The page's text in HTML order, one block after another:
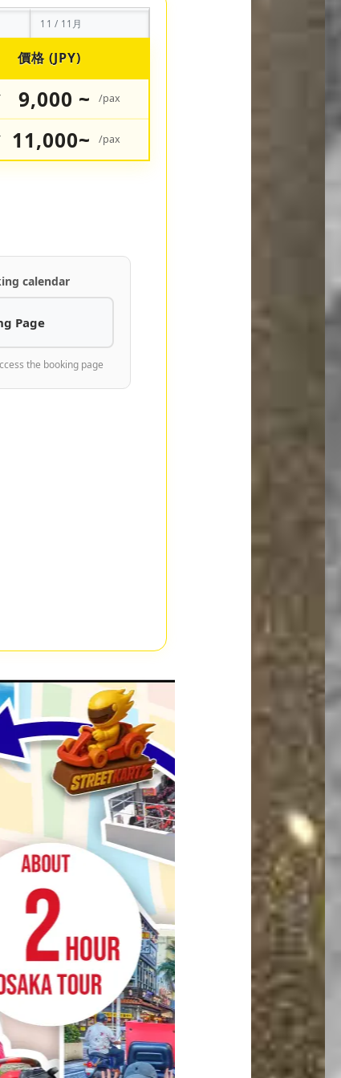
11 / 11月
價格 (JPY)
9,000 ~ /pax
11,000~ /pax
calendar
Page
the booking page